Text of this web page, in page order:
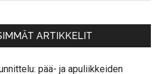
ARTIKKELIT
pää- ja apuliikkeiden